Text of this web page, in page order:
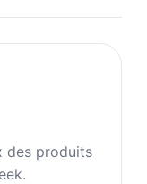
des produits